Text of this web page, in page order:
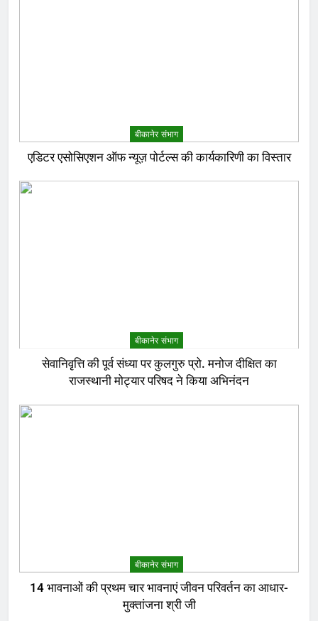
बीकानेर संभाग
एडिटर एसोसिएशन ऑफ न्यूज़ पोर्टल्स की कार्यकारिणी का विस्तार
बीकानेर संभाग
सेवानिवृत्ति की पूर्व संध्या पर कुलगुरु प्रो. मनोज दीक्षित का
राजस्थानी मोट्यार परिषद ने किया अभिनंदन
बीकानेर संभाग
14 भावनाओं की प्रथम चार भावनाएं जीवन परिवर्तन का आधार-
मुक्तांजना श्री जी